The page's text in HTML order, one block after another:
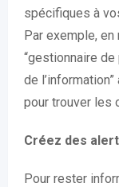
spécifiques à
Par exemple,
“gestionnaire
de
pour trouver les
Créez des
Pour rester